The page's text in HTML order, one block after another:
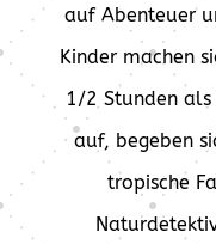
auf Abenteuer
Kinder machen
1/2 Stunden
auf, begeben
tropische